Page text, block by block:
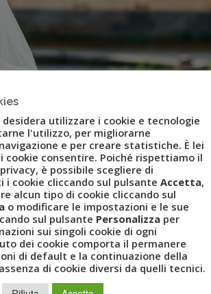
viaggio e lista
digitale
,GRUPPO UVET,LIST VIAGGIO
utilizzare i cookie e tecnologie
l'utilizzo, per migliorarne
e per creare statistiche. È lei
cookie consentire. Poiché rispettiamo il
è possibile scegliere di
cookie cliccando sul pulsante Accetta,
alcun tipo di cookie cliccando sul
o modificare le impostazioni e le sue
sul pulsante Personalizza per
sui singoli cookie di ogni
dei cookie comporta il permanere
di default e la continuazione della
di cookie diversi da quelli tecnici.